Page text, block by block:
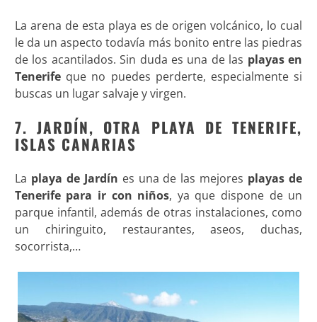
La arena de esta playa es de origen volcánico, lo cual
le da un aspecto todavía más bonito entre las piedras
de los acantilados. Sin duda es una de las playas en
Tenerifeque no puedes perderte, especialmente si
buscas un lugar salvaje y virgen.
7. JARDÍN, OTRA PLAYA DE TENERIFE,
ISLAS CANARIAS
La playa de Jardín es una de las mejores playas de
Tenerife para ir con niños, ya que dispone de un
parque infantil, además de otras instalaciones, como
un chiringuito, restaurantes, aseos, duchas,
socorrista,…